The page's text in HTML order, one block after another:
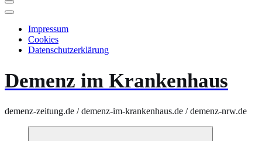
Impressum
Cookies
Datenschutzerklärung
Demenz im Krankenhaus
demenz-zeitung.de / demenz-im-krankenhaus.de / demenz-nrw.de